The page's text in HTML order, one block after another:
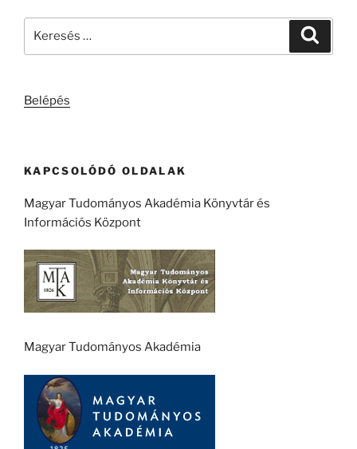
Belépés
KAPCSOLÓDÓ OLDALAK
Magyar Tudományos Akadémia Könyvtár és
Információs Központ
Magyar Tudományos Akadémia